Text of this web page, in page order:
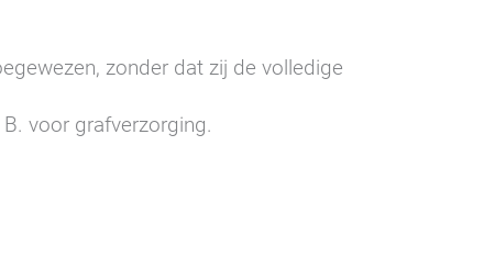
zonder dat zij de volledige
voor grafverzorging.